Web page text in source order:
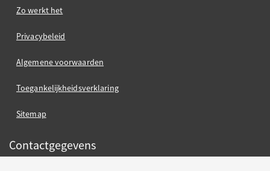
Zo werkt het
Privacybeleid
Algemene voorwaarden
Toegankelijkheidsverklaring
Sitemap
Contactgegevens